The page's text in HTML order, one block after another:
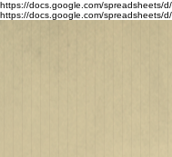
https://docs.google.com/spreadsheets/
https://docs.google.com/spreadsheets/